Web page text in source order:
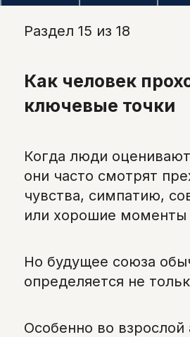
Раздел 15 из 18
Как человек
ключевые точки
Когда люди
они часто смотрят
чувства, симпатию,
или хорошие моменты
Но будущее союза
определяется не
Особенно во взрослой